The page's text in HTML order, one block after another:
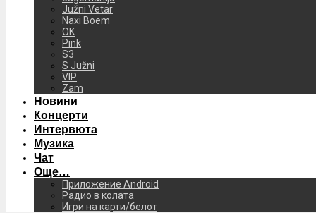
Južni Vetar
Naxi Boem
OK
Pink
S3
S Južni
VIP
Zam
Новини
Концерти
Интервюта
Музика
Чат
Още…
Приложение Android
Радио в колата
Игри на карти/белот